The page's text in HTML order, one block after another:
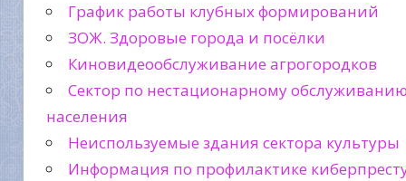
График работы клубных формирований
ЗОЖ. Здоровые города и посёлки
Киновидеообслуживание агрогородков
Сектор по нестационарному
населения
Неиспользуемые здания сектора культуры
Информация по профилактике